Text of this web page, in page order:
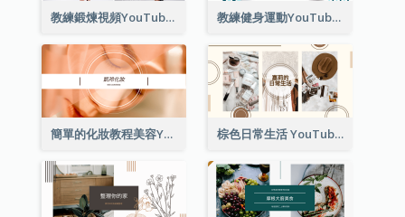
教練鍛煉視頻YouTube頻道圖片 教練健身運動YouTube頻道圖片
簡單的化妝教程美容YouTube頻道圖片 棕色日常生活 YouTube 頻道圖片